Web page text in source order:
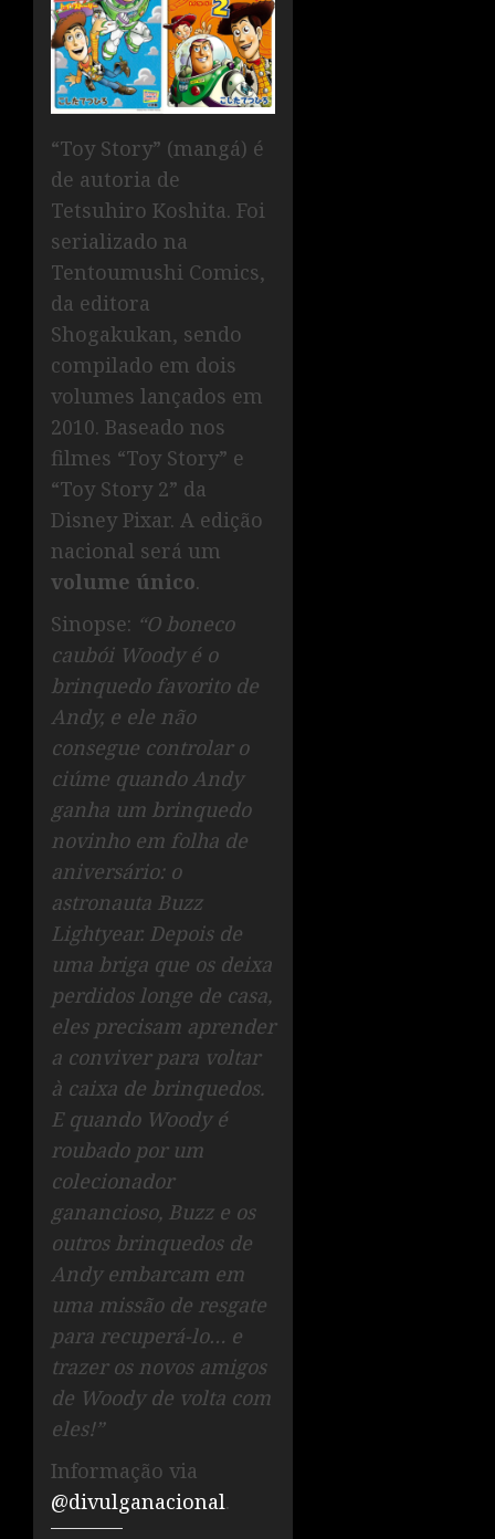
“Toy Story” (mangá) é
de autoria de
Tetsuhiro Koshita. Foi
serializado na
Tentoumushi Comics,
da editora
Shogakukan, sendo
compilado em dois
volumes lançados em
2010. Baseado nos
filmes “Toy Story” e
“Toy Story 2” da
Disney Pixar. A edição
nacional será um
volume único.
Sinopse: “O boneco
caubói Woody é o
brinquedo favorito de
Andy, e ele não
consegue controlar o
ciúme quando Andy
ganha um brinquedo
novinho em folha de
aniversário: o
astronauta Buzz
Lightyear. Depois de
uma briga que os deixa
perdidos longe de casa,
eles precisam aprender
a conviver para voltar
à caixa de brinquedos.
E quando Woody é
roubado por um
colecionador
ganancioso, Buzz e os
outros brinquedos de
Andy embarcam em
uma missão de resgate
para recuperá-lo… e
trazer os novos amigos
de Woody de volta com
eles!”
Informação via
@divulganacional.